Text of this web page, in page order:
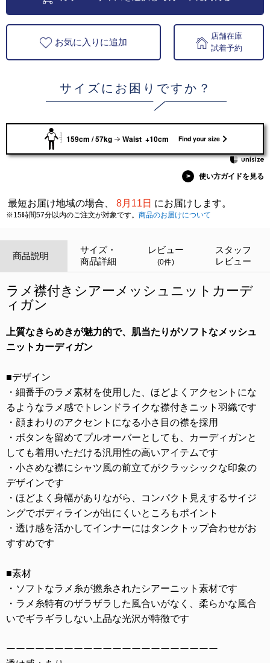
お気に入りに追加
店舗在庫
試着予約
サイズにお困りですか？
159cm / 57kg Waist +10cm Find your size
> 使い方ガイドを見る
最短お届け地域の場合、 8月11日 にお届けします。
※15時間57分以内のご注文が対象です。 商品のお届けについて
商品説明
サイズ・
商品詳細
レビュー
(0件)
スタッフ
レビュー
ラメ襟付きシアーメッシュニットカーデ
ィガン
上質なきらめきが魅力的で、肌当たりがソフトなメッシュ
ニットカーディガン
■デザイン
・細番手のラメ素材を使用した、ほどよくアクセントにな
るようなラメ感でトレンドライクな襟付きニット羽織です
・顔まわりのアクセントになる小さ目の襟を採用
・ボタンを留めてプルオーバーとしても、カーディガンと
しても着用いただける汎用性の高いアイテムです
・小さめな襟にシャツ風の前立てがクラッシックな印象の
デザインです
・ほどよく身幅がありながら、コンパクト見えするサイジ
ングでボディラインが出にくいところもポイント
・透け感を活かしてインナーにはタンクトップ合わせがお
すすめです
■素材
・ソフトなラメ糸が撚糸されたシアーニット素材です
・ラメ糸特有のザラザラした風合いがなく、柔らかな風合
いでギラギラしない上品な光沢が特徴です
ーーーーーーーーーーーーーーーーーーーーーー